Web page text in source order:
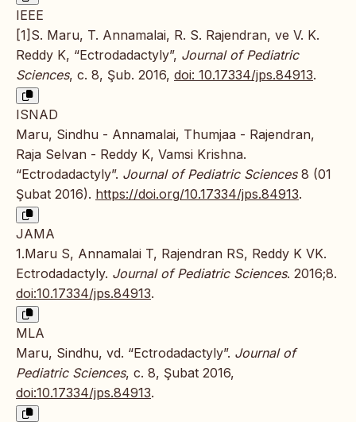
IEEE
[1]S. Maru, T. Annamalai, R. S. Rajendran, ve V. K.
Reddy K, “Ectrodadactyly”, Journal of Pediatric
Sciences, c. 8, Şub. 2016, doi: 10.17334/jps.84913.
ISNAD
Maru, Sindhu - Annamalai, Thumjaa - Rajendran,
Raja Selvan - Reddy K, Vamsi Krishna.
“Ectrodadactyly”. Journal of Pediatric Sciences8 (01
Şubat 2016). https://doi.org/10.17334/jps.84913.
JAMA
1.Maru S, Annamalai T, Rajendran RS, Reddy K VK.
Ectrodadactyly. Journal of Pediatric Sciences. 2016;8.
doi:10.17334/jps.84913.
MLA
Maru, Sindhu, vd. “Ectrodadactyly”. Journal of
Pediatric Sciences, c. 8, Şubat 2016,
doi:10.17334/jps.84913.